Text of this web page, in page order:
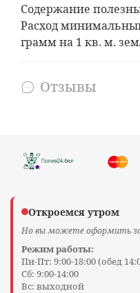
Содержание
Расход
грамм на 1 кв. м.
Отзывы
Откроемся утром
Но вы можете оформить
Режим работы:
Пн-Пт: 9:00-18:00 (обед
Сб: 9:00-14:00
Вс: выходной